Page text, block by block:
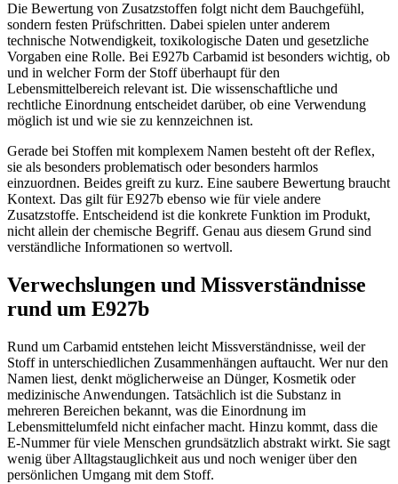
Die Bewertung von Zusatzstoffen folgt nicht dem Bauchgefühl,
sondern festen Prüfschritten. Dabei spielen unter anderem
technische Notwendigkeit, toxikologische Daten und gesetzliche
Vorgaben eine Rolle. Bei E927b Carbamid ist besonders wichtig, ob
und in welcher Form der Stoff überhaupt für den
Lebensmittelbereich relevant ist. Die wissenschaftliche und
rechtliche Einordnung entscheidet darüber, ob eine Verwendung
möglich ist und wie sie zu kennzeichnen ist.
Gerade bei Stoffen mit komplexem Namen besteht oft der Reflex,
sie als besonders problematisch oder besonders harmlos
einzuordnen. Beides greift zu kurz. Eine saubere Bewertung braucht
Kontext. Das gilt für E927b ebenso wie für viele andere
Zusatzstoffe. Entscheidend ist die konkrete Funktion im Produkt,
nicht allein der chemische Begriff. Genau aus diesem Grund sind
verständliche Informationen so wertvoll.
Verwechslungen und Missverständnisse
rund um E927b
Rund um Carbamid entstehen leicht Missverständnisse, weil der
Stoff in unterschiedlichen Zusammenhängen auftaucht. Wer nur den
Namen liest, denkt möglicherweise an Dünger, Kosmetik oder
medizinische Anwendungen. Tatsächlich ist die Substanz in
mehreren Bereichen bekannt, was die Einordnung im
Lebensmittelumfeld nicht einfacher macht. Hinzu kommt, dass die
E-Nummer für viele Menschen grundsätzlich abstrakt wirkt. Sie sagt
wenig über Alltagstauglichkeit aus und noch weniger über den
persönlichen Umgang mit dem Stoff.